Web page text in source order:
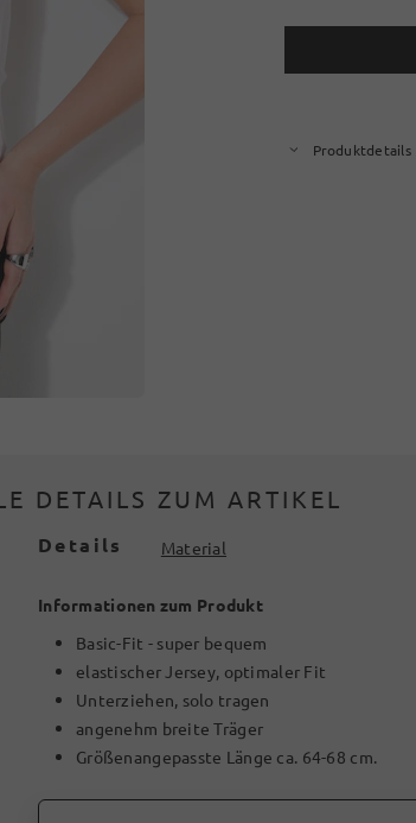
Produktdetails
DETAILS ZUM ARTIKEL
Details Material
Informationen zum Produkt
Basic-Fit - super bequem
elastischer Jersey, optimaler Fit
Unterziehen, solo tragen
angenehm breite Träger
Größenangepasste Länge ca. 64-68 cm.